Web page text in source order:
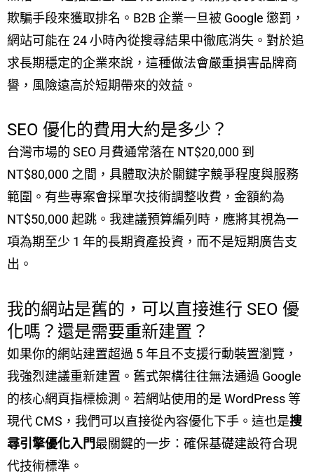
欺騙手段來獲取排名。B2B 企業一旦被 Google 懲罰，
網站可能在 24 小時內從搜尋結果中徹底消失。對於追
求長期穩定的企業來說，這種做法會嚴重損害品牌商
譽，風險遠高於短期帶來的效益。
SEO 優化的費用大約是多少？
台灣市場的 SEO 月費通常落在 NT$20,000 到
NT$80,000 之間，具體取決於關鍵字競爭程度與服務
範圍。有些專案會採單次技術調整收費，金額約為
NT$50,000 起跳。我建議預算編列時，應將其視為一
項為期至少 1 年的長期資產投資，而不是短期廣告支
出。
我的網站是舊的，可以直接進行 SEO 優
化嗎？還是需要重新建置？
如果你的網站建置超過 5 年且不支援行動裝置瀏覽，
我強烈建議重新建置。舊式架構往往無法通過 Google
的核心網頁指標檢測。若網站使用的是 WordPress 等
現代 CMS，我們可以直接從內容優化下手。這也是搜
尋引擎優化入門最關鍵的一步：確保基礎建設符合現
代技術標準。